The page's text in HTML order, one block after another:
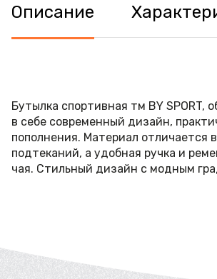
Описание
Бутылка спортивная тм BY SPORT,
в себе современный дизайн,
пополнения. Материал отличается
подтеканий, а удобная ручка и
чая. Стильный дизайн с модным